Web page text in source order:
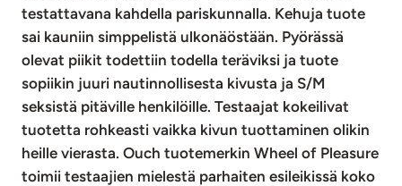
testattavana kahdella pariskunnalla. Kehuja tuote
sai kauniin simppelistä ulkonäöstään. Pyörässä
olevat piikit todettiin todella teräviksi ja tuote
sopiikin juuri nautinnollisesta kivusta ja S/M
seksistä pitäville henkilöille. Testaajat kokeilivat
tuotetta rohkeasti vaikka kivun tuottaminen olikin
heille vierasta. Ouch tuotemerkin Wheel of Pleasure
toimii testaajien mielestä parhaiten esileikissä koko